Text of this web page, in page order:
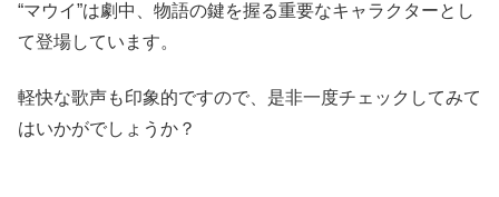
“マウイ”は劇中、物語の鍵を握る重要なキャラクターとし
て登場しています。
軽快な歌声も印象的ですので、是非一度チェックしてみて
はいかがでしょうか？